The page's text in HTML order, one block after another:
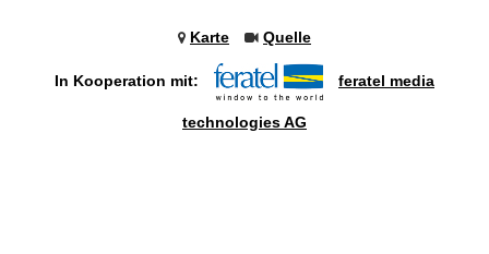
Karte Quelle
In Kooperation mit: feratel media
technologies AG